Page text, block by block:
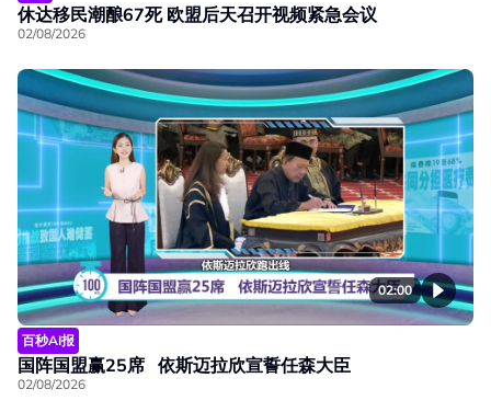
休达移民潮酿67死 欧盟后天召开视频紧急会议
02/08/2026
02:00
百秒AI报
国阵国盟赢25席 依斯迈拉欣宣誓任森大臣
02/08/2026